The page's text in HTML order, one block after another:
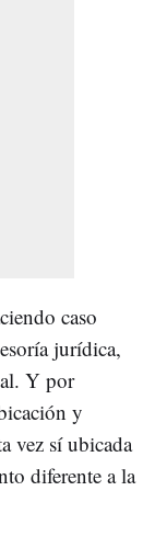
caso
jurídica,
Y por
y
vez sí ubicada
diferente a la